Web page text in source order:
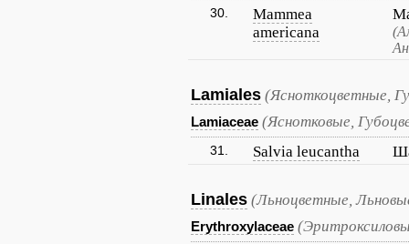
30.
Mammea
americana
Lamiales (Ясноткоцветные,
Lamiaceae (Яснотковые,
31. Salvia leucantha
Linales (Льноцветные,
Erythroxylaceae